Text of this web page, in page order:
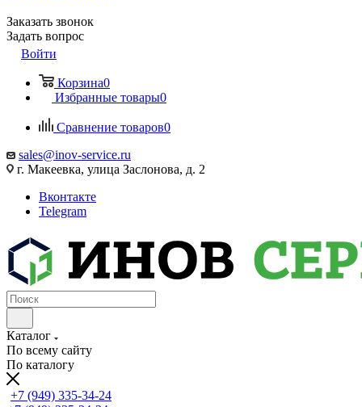
Заказать звонок
Задать вопрос
Войти
Корзина0
Избранные товары0
Сравнение товаров0
sales@inov-service.ru
г. Макеевка, улица Заслонова, д. 2
Вконтакте
Telegram
Каталог
По всему сайту
По каталогу
+7 (949) 335-34-24